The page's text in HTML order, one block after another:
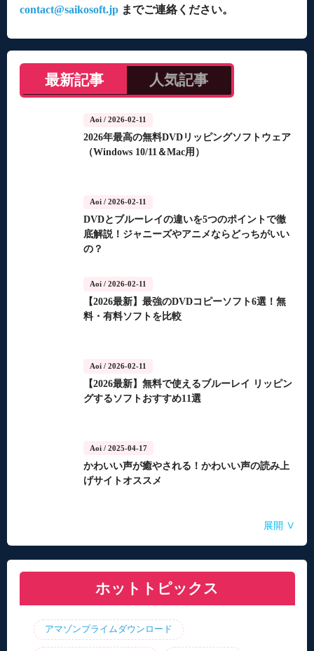
contact@saikosoft.jpまでご連絡ください。
最新記事 人気記事
Aoi/ 2026-02-11
2026年最高の無料DVDリッピングソフトウェア
（Windows 10/11＆Mac用）
Aoi/ 2026-02-11
DVDとブルーレイの違いを5つのポイントで徹
底解説！ジャニーズやアニメならどっちがいい
の？
Aoi/ 2026-02-11
【2026最新】最強のDVDコピーソフト6選！無
料・有料ソフトを比較
Aoi/ 2026-02-11
【2026最新】無料で使えるブルーレイ リッピン
グするソフトおすすめ11選
Aoi/ 2025-04-17
かわいい声が癒やされる！かわいい声の読み上
げサイトオススメ
自動音声読み上げ無料ツールランキング！使い
やすさと機能を比較
【2026年最新】合成音声のフリーソフト・サイ
ト・アプリおすすめ7選！
【2026年更新】AI音声読み上げソフト・サイ
ト・アプリ8選！【無料】
【2026最新】TuneFabの使い方・評判・違法性
をご紹介！最優の代替品は？
【2026最新】ひまわり動画のダウンロード方法
展開 ∨
ホットトピックス
アマゾンプライムダウンロード